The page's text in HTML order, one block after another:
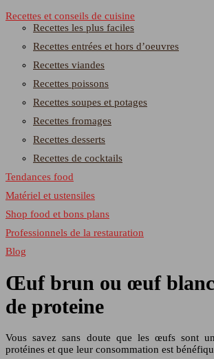
Recettes et conseils de cuisine
Recettes les plus faciles
Recettes entrées et hors d’oeuvres
Recettes viandes
Recettes poissons
Recettes soupes et potages
Recettes fromages
Recettes desserts
Recettes de cocktails
Tendances food
Matériel et ustensiles
Shop food et bons plans
Professionnels de la restauration
Blog
Œuf brun ou œuf blanc
de proteine
Vous savez sans doute que les œufs sont
protéines et que leur consommation est